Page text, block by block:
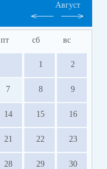
Август
пт сб вс
1 2
7 8 9
14 15 16
21 22 23
28 29 30